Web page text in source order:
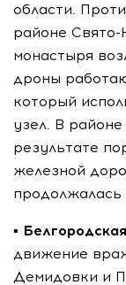
области.
районе Свято-
монастыря
дроны
который
узел. В
результате
железной
▪️
движение
Демидовки и